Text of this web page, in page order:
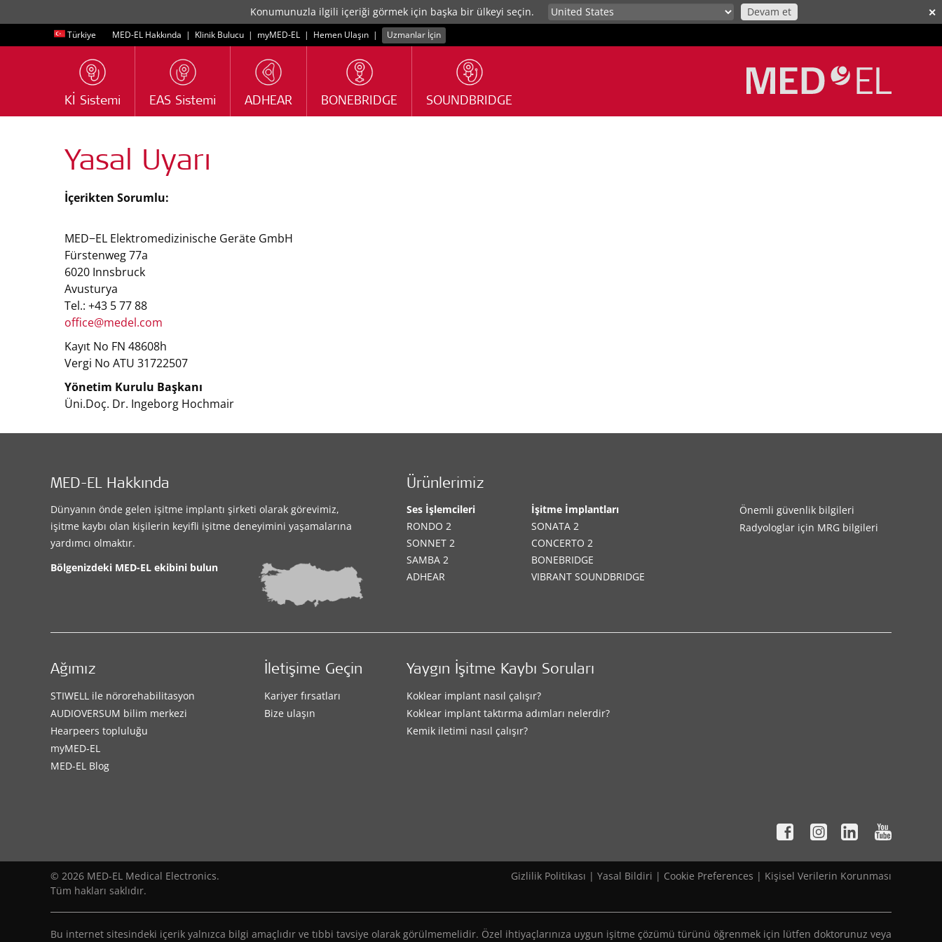
✕
Konumunuzla ilgili içeriği görmek için başka bir ülkeyi seçin. Devam et
Türkiye MED-EL Hakkında | Klinik Bulucu | myMED‑EL | Hemen Ulaşın | Uzmanlar İçin
Kİ Sistemi EAS Sistemi ADHEAR BONEBRIDGE SOUNDBRIDGE
Yasal Uyarı
İçerikten Sorumlu:
MED−EL Elektromedizinische Geräte GmbH
Fürstenweg 77a
6020 Innsbruck
Avusturya
Tel.: +43 5 77 88
office@medel.com
Kayıt No FN 48608h
Vergi No ATU 31722507
Yönetim Kurulu Başkanı
Üni.Doç. Dr. Ingeborg Hochmair
MED-EL Hakkında
Dünyanın önde gelen işitme implantı şirketi olarak görevimiz,
işitme kaybı olan kişilerin keyifli işitme deneyimini yaşamalarına
yardımcı olmaktır.
Bölgenizdeki MED-EL ekibini bulun
Ürünlerimiz
Ses İşlemcileri
RONDO 2
SONNET 2
SAMBA 2
ADHEAR
İşitme İmplantları
SONATA 2
CONCERTO 2
BONEBRIDGE
VIBRANT SOUNDBRIDGE
Önemli güvenlik bilgileri
Radyologlar için MRG bilgileri
Yaygın İşitme Kaybı Soruları
Koklear implant nasıl çalışır?
Koklear implant taktırma adımları nelerdir?
Kemik iletimi nasıl çalışır?
Ağımız
STIWELL ile nörorehabilitasyon
AUDIOVERSUM bilim merkezi
Hearpeers topluluğu
myMED‑EL
MED-EL Blog
İletişime Geçin
Kariyer fırsatları
Bize ulaşın
© 2026 MED-EL Medical Electronics.
Tüm hakları saklıdır.
Gizlilik Politikası | Yasal Bildiri | Cookie Preferences | Kişisel Verilerin Korunması
Bu internet sitesindeki içerik yalnızca bilgi amaçlıdır ve tıbbi tavsiye olarak görülmemelidir. Özel ihtiyaçlarınıza uygun işitme çözümü türünü öğrenmek için lütfen doktorunuz veya